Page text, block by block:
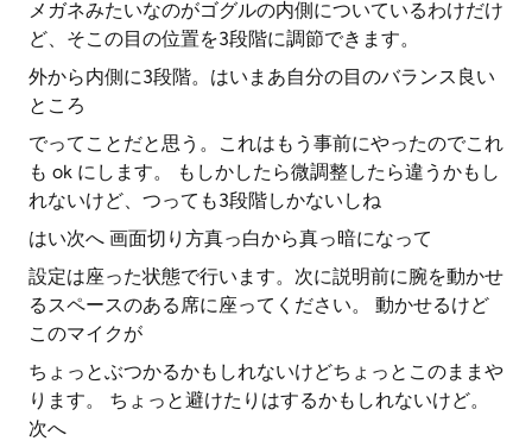
メガネみたいなのがゴグルの内側についているわけだけ
ど、そこの目の位置を3段階に調節できます。
外から内側に3段階。はいまあ自分の目のバランス良い
ところ
でってことだと思う。これはもう事前にやったのでこれ
も ok にします。 もしかしたら微調整したら違うかもし
れないけど、つっても3段階しかないしね
はい次へ 画面切り方真っ白から真っ暗になって
設定は座った状態で行います。次に説明前に腕を動かせ
るスペースのある席に座ってください。 動かせるけど
このマイクが
ちょっとぶつかるかもしれないけどちょっとこのままや
ります。 ちょっと避けたりはするかもしれないけど。
次へ